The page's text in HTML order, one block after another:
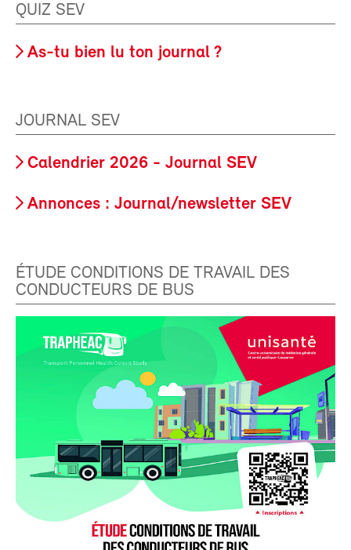
QUIZ SEV
As-tu bien lu ton journal ?
JOURNAL SEV
Calendrier 2026 - Journal SEV
Annonces : Journal/newsletter SEV
ÉTUDE CONDITIONS DE TRAVAIL DES
CONDUCTEURS DE BUS